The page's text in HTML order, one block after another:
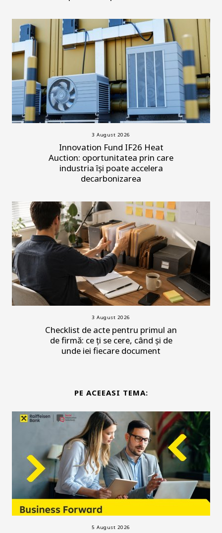
3 August 2026
Innovation Fund IF26 Heat
Auction: oportunitatea prin care
industria își poate accelera
decarbonizarea
3 August 2026
Checklist de acte pentru primul an
de firmă: ce ți se cere, când și de
unde iei fiecare document
PE ACEEASI TEMA:
5 August 2026